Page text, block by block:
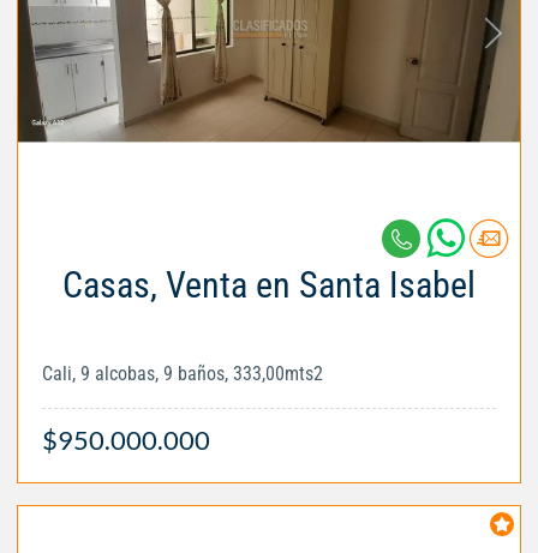
Casas, Venta en Santa Isabel
Cali, 9 alcobas, 9 baños, 333,00mts2
$950.000.000